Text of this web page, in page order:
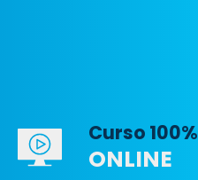
Curso 100%
ONLINE